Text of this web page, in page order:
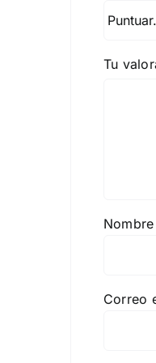
Tu
Nombre
Correo